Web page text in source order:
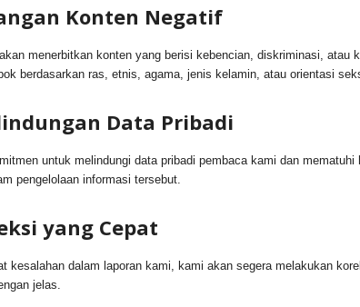
Konten Negatif
menerbitkan konten yang berisi kebencian, diskriminasi, atau
berdasarkan ras, etnis, agama, jenis kelamin, atau orientasi
Data Pribadi
untuk melindungi data pribadi pembaca kami dan mematuhi
pengelolaan informasi tersebut.
yang Cepat
kesalahan dalam laporan kami, kami akan segera melakukan
jelas.